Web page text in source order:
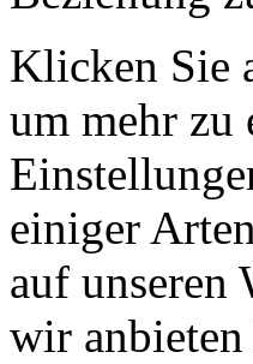
Klicken Sie
um mehr zu
einiger
auf unseren
wir